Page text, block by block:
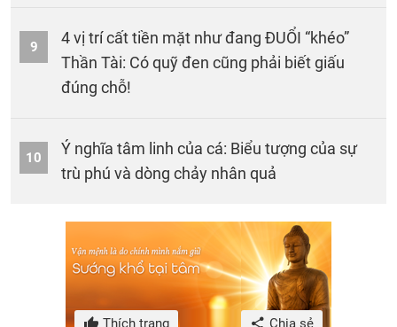
9
4 vị trí cất tiền mặt như đang ĐUỔI “khéo”
Thần Tài: Có quỹ đen cũng phải biết giấu
đúng chỗ!
10
Ý nghĩa tâm linh của cá: Biểu tượng của sự
trù phú và dòng chảy nhân quả
Thích trang Chia sẻ